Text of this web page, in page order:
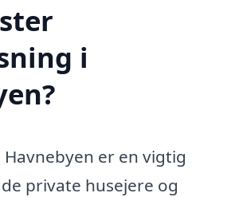
i
er en vigtig
private husejere og